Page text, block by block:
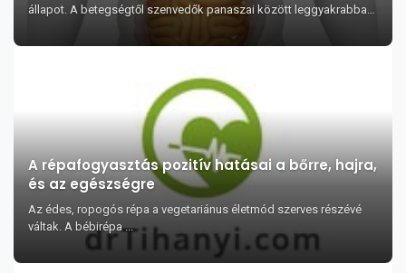
állapot. A betegségtől szenvedők panaszai között leggyakrabban
A répafogyasztás pozitív hatásai a bőrre, hajra,
és az egészségre
Az édes, ropogós répa a vegetariánus életmód szerves részévé
váltak. A bébirépa ...